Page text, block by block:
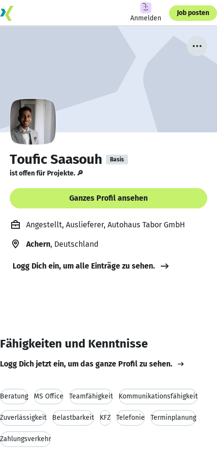
Anmelden
Job posten
Toufic Saasouh Basis
ist offen für Projekte. 🔎
Ganzes Profil ansehen
Angestellt, Auslieferer, Autohaus Tabor GmbH
Achern, Deutschland
Logg Dich ein, um alle Einträge zu sehen.
Fähigkeiten und Kenntnisse
Logg Dich jetzt ein, um das ganze Profil zu sehen.
Beratung MS Office Teamfähigkeit Kommunikationsfähigkeit
Zuverlässigkeit Belastbarkeit KFZ Telefonie Terminplanung
Zahlungsverkehr